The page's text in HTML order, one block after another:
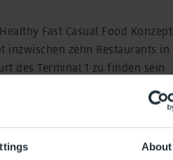
About
Fast Casual Food Konzept
inzwischen zehn Restaurants in
des Terminal 1 zu finden sein
breites Angebot mit rund 125
Berlin Brandenburg